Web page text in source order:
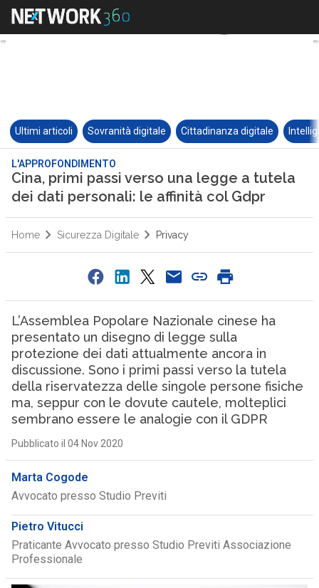
Ultimi articoli Sovranità digitale Cittadinanza digitale
L'APPROFONDIMENTO
Cina, primi passi verso una legge a tutela
dei dati personali: le affinità col Gdpr
Home Sicurezza Digitale Privacy
L’Assemblea Popolare Nazionale cinese ha
presentato un disegno di legge sulla
protezione dei dati attualmente ancora in
discussione. Sono i primi passi verso la tutela
della riservatezza delle singole persone fisiche
ma, seppur con le dovute cautele, molteplici
sembrano essere le analogie con il GDPR
Pubblicato il 04 Nov 2020
Marta Cogode
Avvocato presso Studio Previti
Pietro Vitucci
Praticante Avvocato presso Studio Previti Associazione
Professionale